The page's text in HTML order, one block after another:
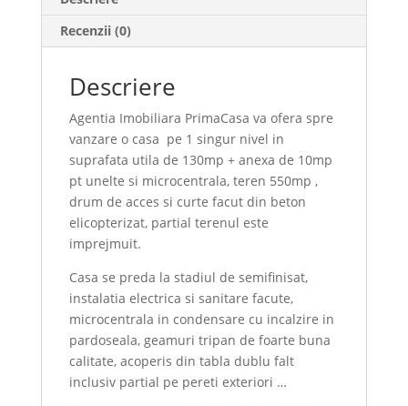
Recenzii (0)
Descriere
Agentia Imobiliara PrimaCasa va ofera spre
vanzare o casa pe 1 singur nivel in
suprafata utila de 130mp + anexa de 10mp
pt unelte si microcentrala, teren 550mp ,
drum de acces si curte facut din beton
elicopterizat, partial terenul este
imprejmuit.
Casa se preda la stadiul de semifinisat,
instalatia electrica si sanitare facute,
microcentrala in condensare cu incalzire in
pardoseala, geamuri tripan de foarte buna
calitate, acoperis din tabla dublu falt
inclusiv partial pe pereti exteriori …